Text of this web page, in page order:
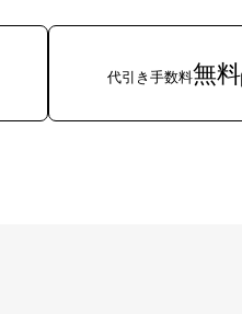
代引き手数料無料